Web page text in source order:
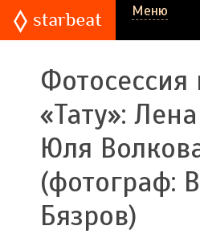
Меню
Фотосессия
«Тату»:
Юля
(фотограф:
Бязров)